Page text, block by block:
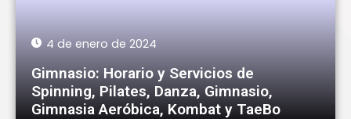
4 de enero de 2024
Gimnasio: Horario y Servicios de
Spinning, Pilates, Danza, Gimnasio,
Gimnasia Aeróbica, Kombat y TaeBo